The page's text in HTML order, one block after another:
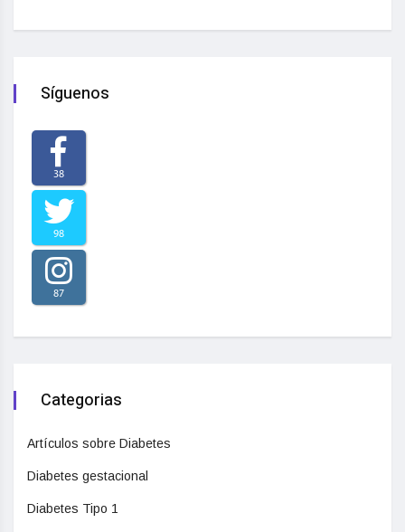
Síguenos
38
98
87
Categorias
Artículos sobre Diabetes
Diabetes gestacional
Diabetes Tipo 1